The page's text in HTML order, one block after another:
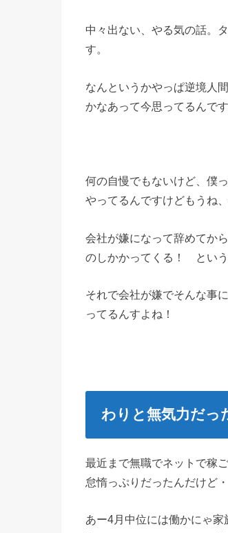
中々出ない、やる気の話。
す。
なんというかやっぱ逆境人
かなあって今思ってるんです
何の自慢でもないけど、僕
やってるんですけどもうね、
会社が嫌になって辞めてか
のしかかってくる！ という
それで会社が嫌でそんな事
ってるんすよね！
わりと無気力だっ
最近まで無職でネットで稼
怠惰っぷりだったんだけど・
あー4月中位には働かにゃ